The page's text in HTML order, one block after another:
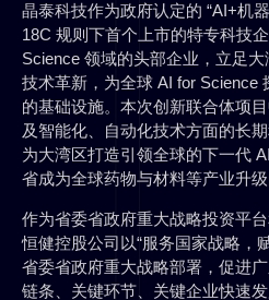
晶泰科技作为政府认定的 “AI+机
18C 规则下首个上市的特专科技
Science 领域的头部企业，立足
技术革新，为全球 AI for Science
的基础设施。本次创新联合体项
及智能化、自动化技术方面的长
为大湾区打造引领全球的下一代
省成为全球药物与材料等产业升级
作为省委省政府重大战略投资平
恒健控股公司以“服务国家战略，
省委省政府重大战略部署，促进
链条、关键环节、关键企业快速